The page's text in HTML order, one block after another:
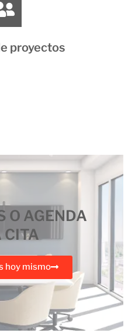
proyectos
O AGENDA
CITA
hoy mismo